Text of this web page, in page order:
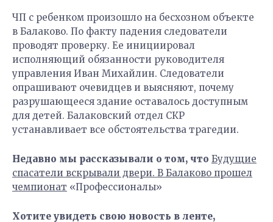
ЧП с ребенком произошло на бесхозном объекте
в Балаково. По факту падения следователи
проводят проверку. Ее инициировал
исполняющий обязанности руководителя
управления Иван Михайлин. Следователи
опрашивают очевидцев и выясняют, почему
разрушающееся здание оставалось доступным
для детей. Балаковский отдел СКР
устанавливает все обстоятельства трагедии.
Недавно мы рассказывали о том, что Будущие
спасатели вскрывали двери. В Балаково прошел
чемпионат «Профессионалы»
Хотите увидеть свою новость в ленте,